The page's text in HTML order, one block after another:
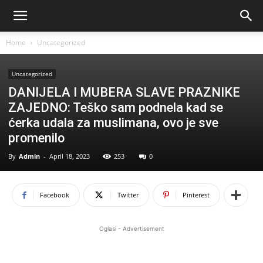
Home Uncategorized
Uncategorized
DANIJELA I MUBERA SLAVE PRAZNIKE
ZAJEDNO: Teško sam podnela kad se
ćerka udala za muslimana, ovo je sve
promenilo
By Admin - April 18, 2023 253 0
Facebook Twitter Pinterest
Oglasi - Advertisement